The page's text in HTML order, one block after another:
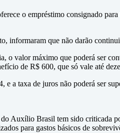
o empréstimo consignado
informaram que não darão
o valor máximo que poderá ser
de R$ 600, que só vale até
e a taxa de juros não poderá ser
Auxílio Brasil tem sido criticada
para gastos básicos de